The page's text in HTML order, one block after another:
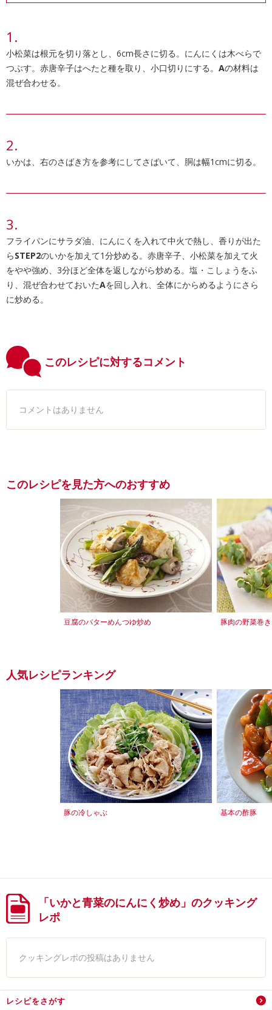
小松菜は根元を切り落とし、6cm長さに切る。にんにくは木べらで
つぶす。赤唐辛子はへたと種を取り、小口切りにする。 Aの材料は
混ぜ合わせる。
いかは、右のさばき方を参考にしてさばいて、胴は幅1cmに切る。
フライパンにサラダ油、にんにくを入れて中火で熱し、香りが出た
らSTEP2のいかを加えて1分炒める。赤唐辛子、小松菜を加えて火
をやや強め、3分ほど全体を返しながら炒める。塩・こしょうをふ
り、混ぜ合わせておいたAを回し入れ、全体にからめるようにさら
に炒める。
このレシピに対するコメント
コメントはありません
このレシピを見た方へのおすすめ
豆腐のバターめんつゆ炒め 豚肉の野菜巻
人気レシピランキング
豚の冷しゃぶ 基本の酢豚
「いかと青菜のにんにく炒め」のクッキング
レポ
クッキングレポの投稿はありません
レシピをさがす